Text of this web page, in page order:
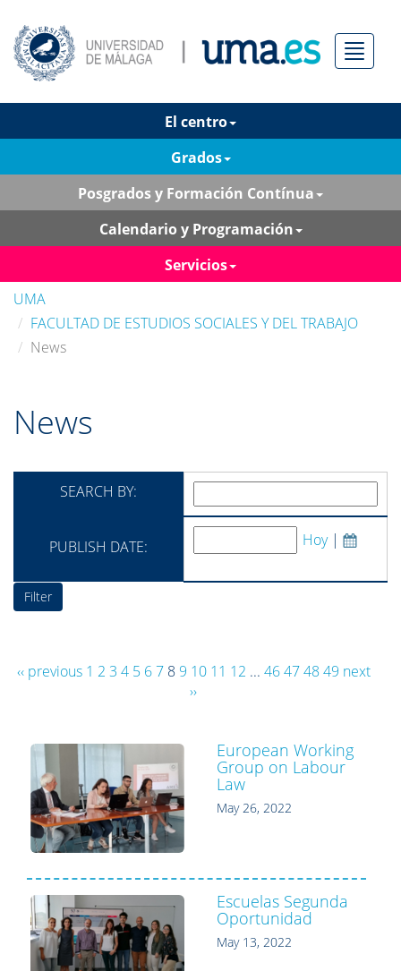
Menú
El centro
Grados
Posgrados y Formación Contínua
Calendario y Programación
Servicios
UMA
FACULTAD DE ESTUDIOS SOCIALES Y DEL TRABAJO
News
News
SEARCH BY:
PUBLISH DATE: Hoy|
‹‹ previous 1 2 3 4 5 6 7 8 9 10 11 12 ... 46 47 48 49 next
››
European Working
Group on Labour
Law
May 26, 2022
Escuelas Segunda
Oportunidad
May 13, 2022